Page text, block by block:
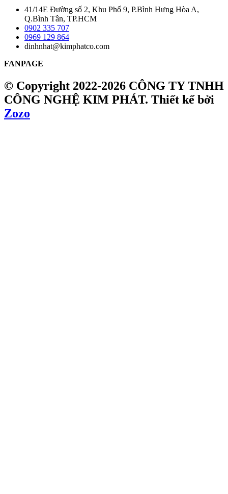
41/14E Đường số 2, Khu Phố 9, P.Bình Hưng Hòa A,
Q.Bình Tân, TP.HCM
0902 335 707
0969 129 864
dinhnhat@kimphatco.com
FANPAGE
© Copyright 2022-2026 CÔNG TY TNHH
CÔNG NGHỆ KIM PHÁT. Thiết kế bởi
Zozo